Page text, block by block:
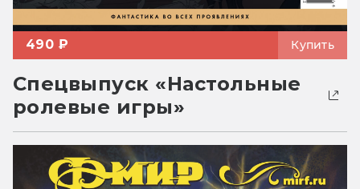
490 ₽ Купить
Спецвыпуск «Настольные
ролевые игры»